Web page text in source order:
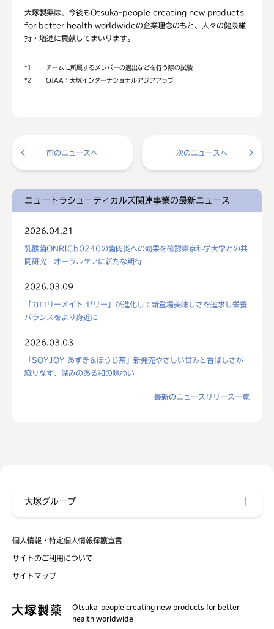
大塚製薬は、今後もOtsuka-people creating new products
for better health worldwideの企業理念のもと、人々の健康維
持・増進に貢献してまいります。
*1 チームに所属するメンバーの選出などを行う際の試験
*2 OIAA：大塚インターナショナルアジアアラブ
前のニュースへ 次のニュースへ
ニュートラシューティカルズ関連事業の最新ニュース
2026.04.21
乳酸菌ONRICb0240の歯肉炎への効果を確認東京科学大学との共
同研究 オーラルケアに新たな期待
2026.03.09
「カロリーメイト ゼリー」が進化して新登場美味しさを追求し栄養
バランスをより身近に
2026.03.03
「SOYJOY あずき＆ほうじ茶」新発売やさしい甘みと香ばしさが
織りなす、深みのある和の味わい
最新のニュースリリース一覧
個人情報・特定個人情報保護宣言
サイトのご利用について
サイトマップ
大塚グループ
Otsuka-people creating new products for better
health worldwide